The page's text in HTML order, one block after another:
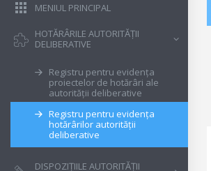
MENIUL PRINCIPAL
HOTĂRÂRILE AUTORITĂȚII
DELIBERATIVE
Registru pentru evidența
proiectelor de hotărâri ale
autorității deliberative
Registru pentru evidența
hotărârilor autorității
deliberative
DISPOZIȚIILE AUTORITĂȚII